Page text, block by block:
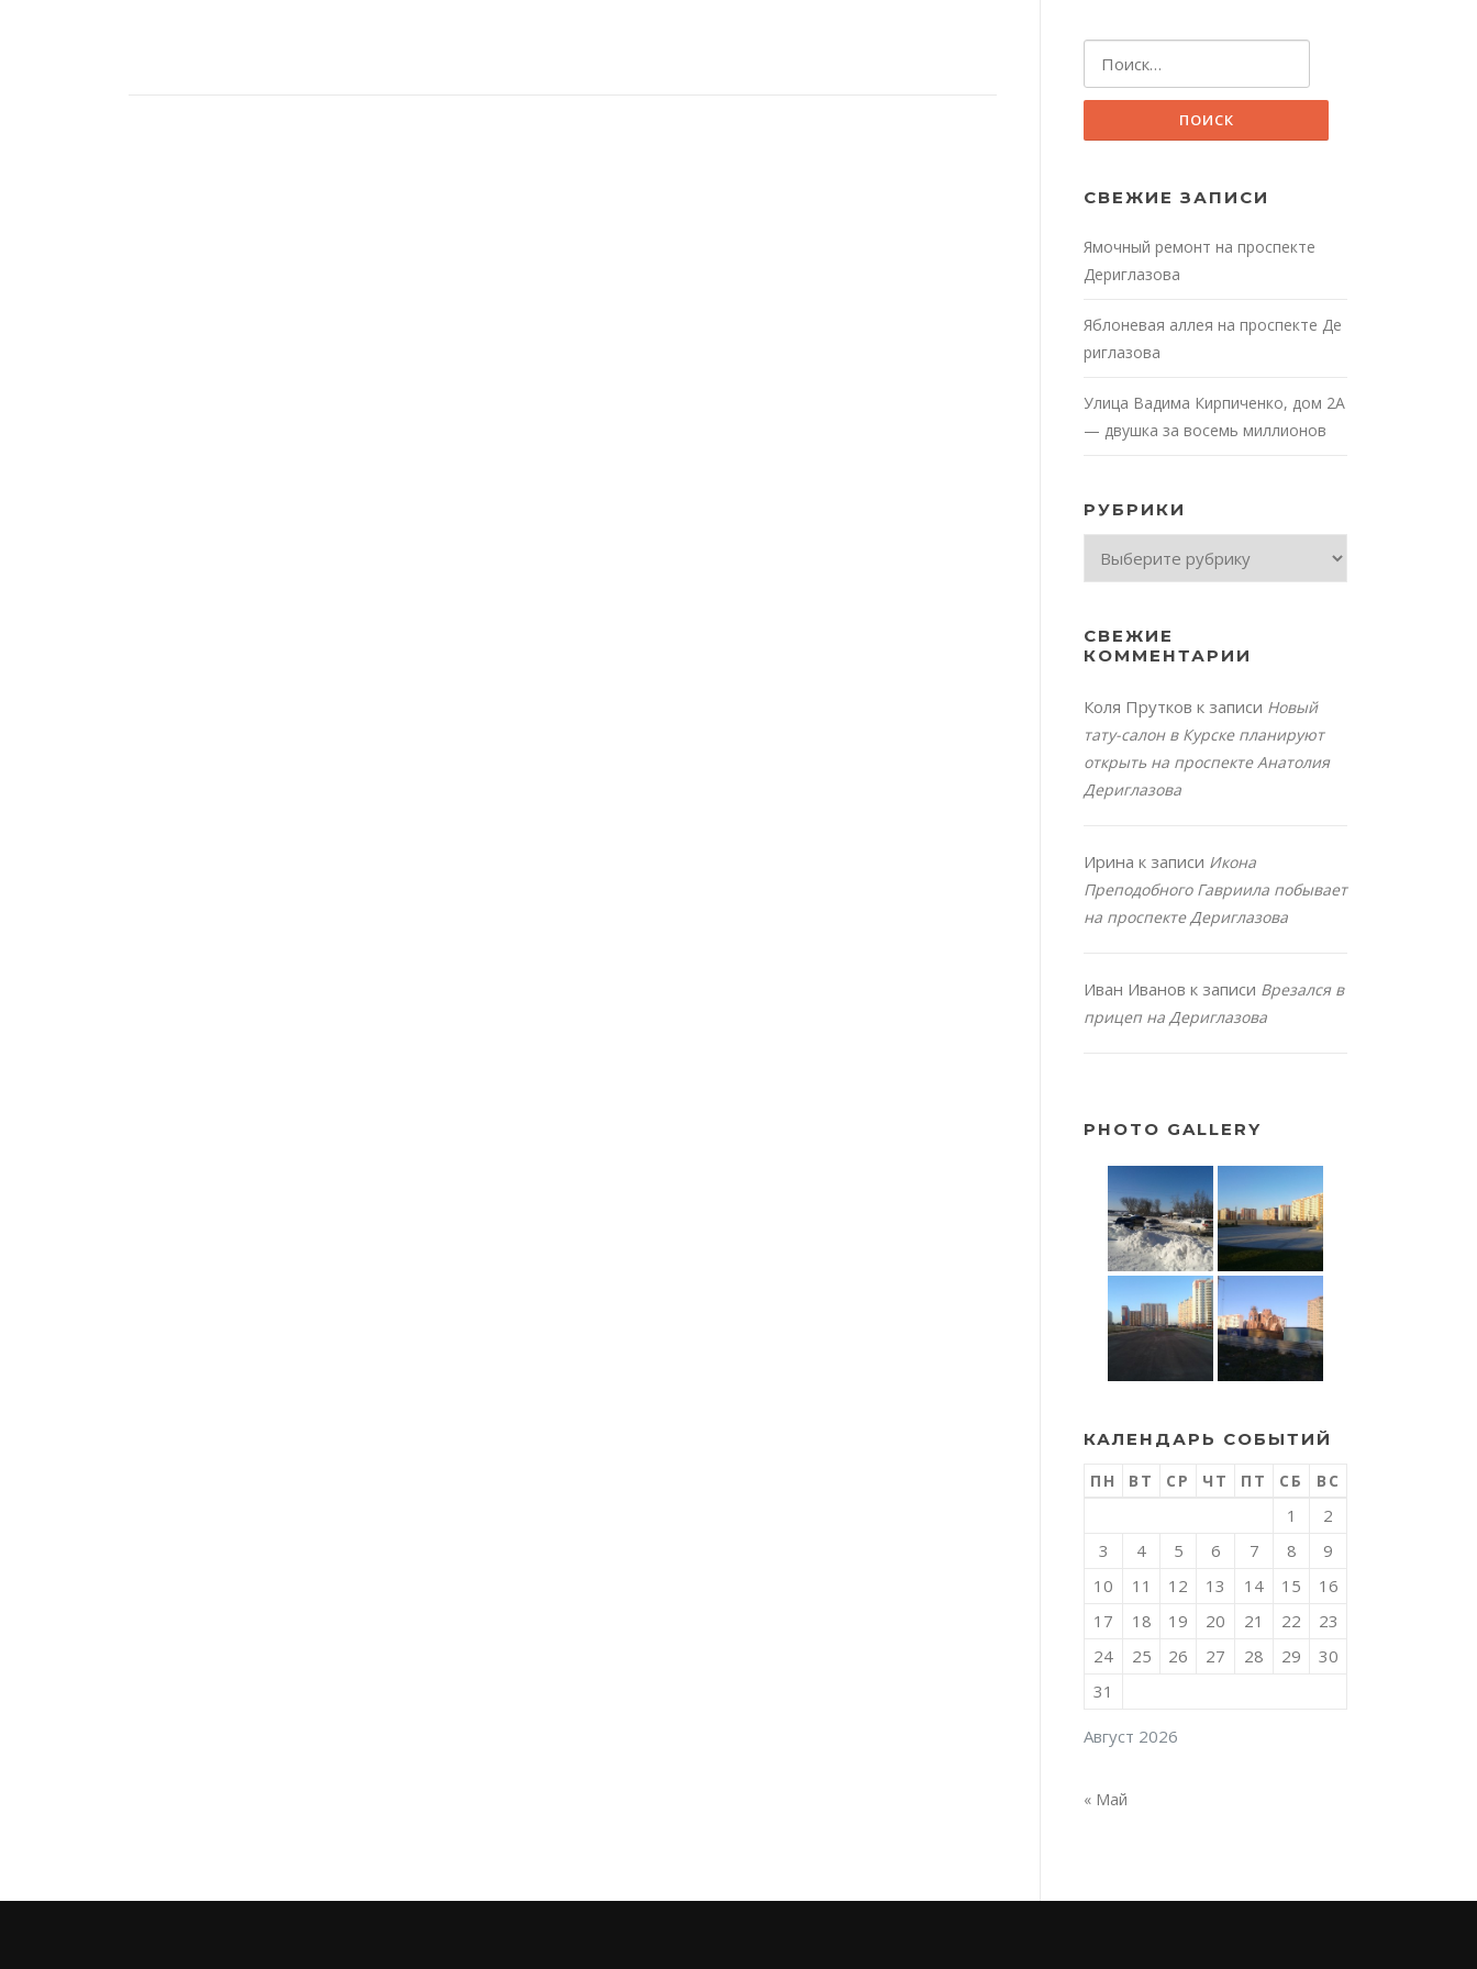
СВЕЖИЕ ЗАПИСИ
Ямочный ремонт на проспекте
Дериглазова
Яблоневая аллея на проспекте Де
риглазова
Улица Вадима Кирпиченко, дом 2А
— двушка за восемь миллионов
РУБРИКИ
СВЕЖИЕ
КОММЕНТАРИИ
Коля Прутков к записи Новый
тату-салон в Курске планируют
открыть на проспекте Анатолия
Дериглазова
Ирина к записи Икона
Преподобного Гавриила побывает
на проспекте Дериглазова
Иван Иванов к записи Врезался в
прицеп на Дериглазова
PHOTO GALLERY
КАЛЕНДАРЬ СОБЫТИЙ
Август 2026
ПН ВТ СР ЧТ ПТ СБ ВС
1
2
3
4 5 6 7 8
9
10
11 12 13 14 15
16
17
18 19 20 21 22
23
24
25 26 27 28 29
30
31
« Май